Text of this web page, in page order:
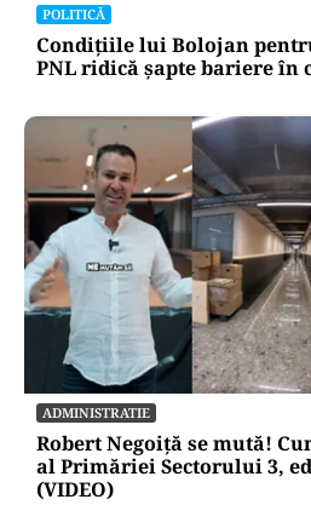
POLITICĂ
Condițiile lui Bolojan
PNL ridică șapte bariere în
ADMINISTRATIE
Robert Negoiță se mută!
al Primăriei Sectorului 3,
(VIDEO)